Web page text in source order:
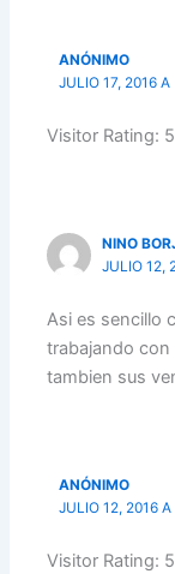
ANÓNIMO
JULIO 17, 2016
Visitor Rating:
NINO
JULIO 12,
Asi es sencillo
trabajando con
tambien sus
ANÓNIMO
JULIO 12, 2016
Visitor Rating: